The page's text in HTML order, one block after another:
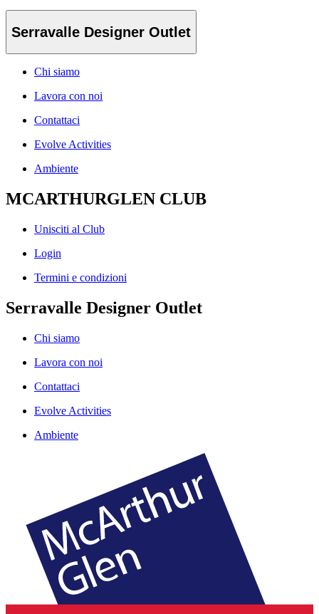
Serravalle Designer Outlet
Chi siamo
Lavora con noi
Contattaci
Evolve Activities
Ambiente
MCARTHURGLEN CLUB
Unisciti al Club
Login
Termini e condizioni
Serravalle Designer Outlet
Chi siamo
Lavora con noi
Contattaci
Evolve Activities
Ambiente